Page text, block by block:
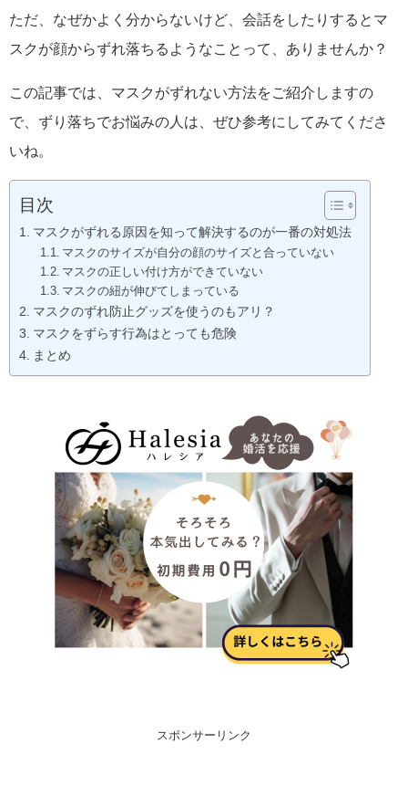
ただ、なぜかよく分からないけど、会話をしたりするとマ
スクが顔からずれ落ちるようなことって、ありませんか？
この記事では、マスクがずれない方法をご紹介しますの
で、ずり落ちでお悩みの人は、ぜひ参考にしてみてくださ
いね。
目次
マスクがずれる原因を知って解決するのが一番の対処法
マスクのサイズが自分の顔のサイズと合っていない
マスクの正しい付け方ができていない
マスクの紐が伸びてしまっている
マスクのずれ防止グッズを使うのもアリ？
マスクをずらす行為はとっても危険
まとめ
スポンサーリンク